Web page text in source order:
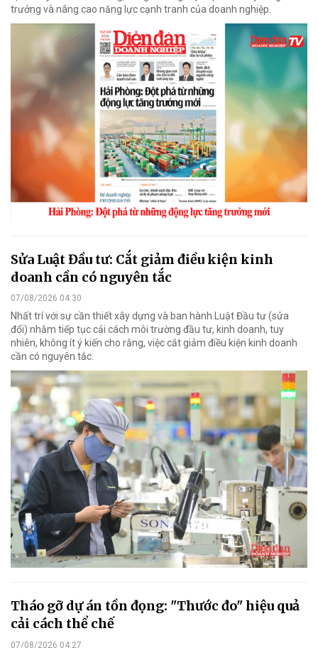
trưởng và nâng cao năng lực cạnh tranh của doanh nghiệp.
Sửa Luật Đầu tư: Cắt giảm điều kiện kinh
doanh cần có nguyên tắc
07/08/2026 04:30
Nhất trí với sự cần thiết xây dựng và ban hành Luật Đầu tư (sửa
đổi) nhằm tiếp tục cải cách môi trường đầu tư, kinh doanh, tuy
nhiên, không ít ý kiến cho rằng, việc cắt giảm điều kiện kinh doanh
cần có nguyên tắc.
Tháo gỡ dự án tồn đọng: "Thước đo" hiệu quả
cải cách thể chế
07/08/2026 04:27